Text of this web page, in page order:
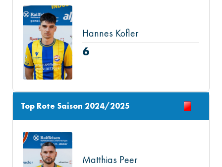
Hannes Kofler
6
Top Rote Saison 2024/2025
Matthias Peer